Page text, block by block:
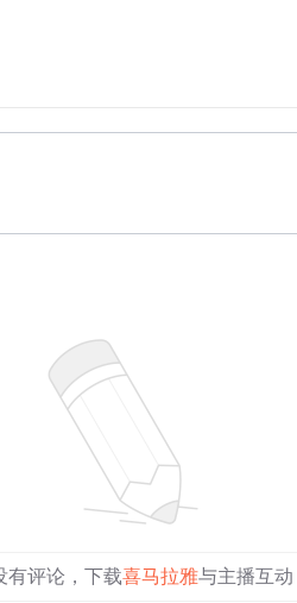
有评论，下载喜马拉雅与主播互动